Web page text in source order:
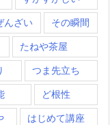
んざい その瞬間
たねや茶屋
つま先立ち
ど根性
はじめて講座